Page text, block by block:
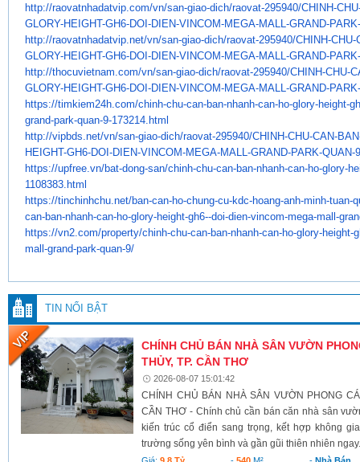
http://raovatnhadatvip.com/vn/san-giao-dich/raovat-295940/CHINH-
GLORY-HEIGHT-GH6-DOI-DIEN-VINCOM-MEGA-MALL-GRAND-PARK-
http://raovatnhadatvip.net/vn/san-giao-dich/raovat-295940/CHINH-CHU-
GLORY-HEIGHT-GH6-DOI-DIEN-VINCOM-MEGA-MALL-GRAND-PARK-
http://thocuvietnam.com/vn/san-giao-dich/raovat-295940/CHINH-CHU-
GLORY-HEIGHT-GH6-DOI-DIEN-VINCOM-MEGA-MALL-GRAND-PARK-
https://timkiem24h.com/chinh-chu-can-ban-nhanh-can-ho-glory-height-
grand-park-quan-9-173214.html
http://vipbds.net/vn/san-giao-dich/raovat-295940/CHINH-CHU-CAN-
HEIGHT-GH6-DOI-DIEN-VINCOM-MEGA-MALL-GRAND-PARK-QUAN-
https://upfree.vn/bat-dong-san/chinh-chu-can-ban-nhanh-can-ho-glory-
1108383.html
https://tinchinhchu.net/ban-can-ho-chung-cu-kdc-hoang-anh-minh-tuan-
can-ban-nhanh-can-ho-glory-height-gh6--doi-dien-vincom-mega-mall-
https://vn2.com/property/chinh-chu-can-ban-nhanh-can-ho-glory-height-
mall-grand-park-quan-9/
TIN NỔI BẬT
CHÍNH CHỦ BÁN NHÀ SÂN VƯỜN
THỦY, TP. CẦN THƠ
2026-08-07 15:01:42
CHÍNH CHỦ BÁN NHÀ SÂN VƯỜN PHONG
CẦN THƠ - Chính chủ cần bán căn nhà sân
kiến trúc cổ điển sang trọng, kết hợp không
trường sống yên bình và gần gũi thiên nhiên